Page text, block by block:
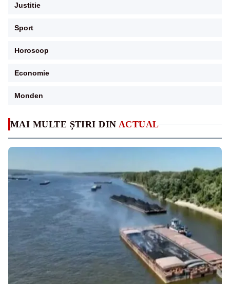
MAI MULTE ȘTIRI DIN ACTUAL
Justitie
Sport
Horoscop
Economie
Monden